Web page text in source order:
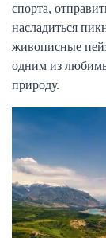
спорта,
насладиться
живописные
одним из
природу.